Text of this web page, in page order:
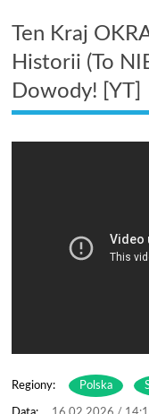
Ten Kraj
Historii (To
Dowody! [YT]
Regiony: Polska